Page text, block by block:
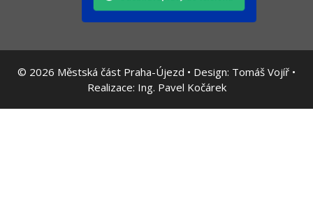
© 2026 Městská část Praha-Újezd • Design: Tomáš Vojíř •
Realizace: Ing. Pavel Kočárek